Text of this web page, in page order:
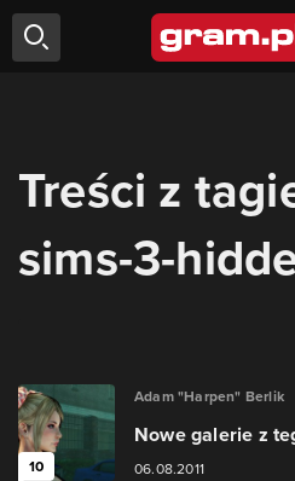
Treści z
sims-3-
10
Adam "Harpen" Berlik
Nowe galerie z
06.08.2011